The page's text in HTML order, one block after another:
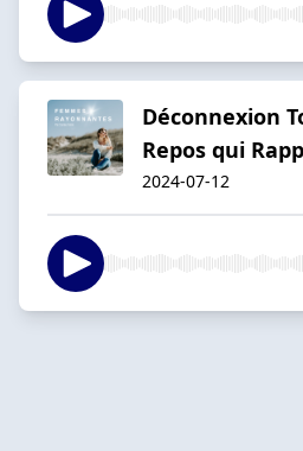
Déconnexion
Repos qui
2024-07-12